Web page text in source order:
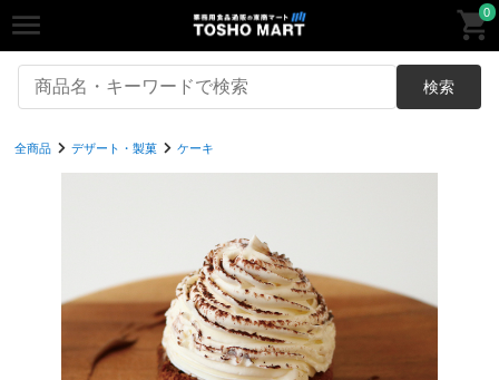
0
検索
全商品 デザート・製菓 ケーキ